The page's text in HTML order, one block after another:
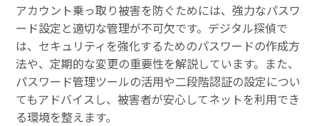
アカウント乗っ取り被害を防ぐためには、強力なパスワ
ード設定と適切な管理が不可欠です。デジタル探偵で
は、セキュリティを強化するためのパスワードの作成方
法や、定期的な変更の重要性を解説しています。また、
パスワード管理ツールの活用や二段階認証の設定につい
てもアドバイスし、被害者が安心してネットを利用でき
る環境を整えます。